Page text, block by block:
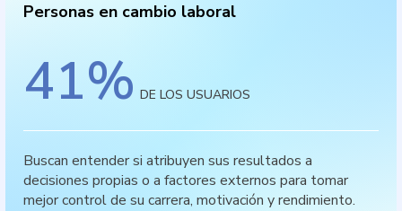
Personas en cambio laboral
41% DE LOS USUARIOS
Buscan entender si atribuyen sus resultados a
decisiones propias o a factores externos para tomar
mejor control de su carrera, motivación y rendimiento.